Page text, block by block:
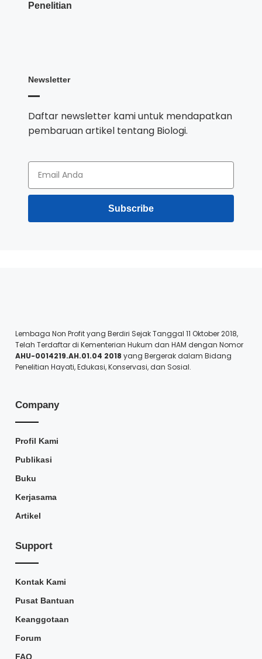
Penelitian
Newsletter
Daftar newsletter kami untuk mendapatkan
pembaruan artikel tentang Biologi.
Subscribe
Lembaga Non Profit yang Berdiri Sejak Tanggal 11 Oktober 2018,
Telah Terdaftar di Kementerian Hukum dan HAM dengan Nomor
AHU-0014219.AH.01.04 2018 yang Bergerak dalam Bidang
Penelitian Hayati, Edukasi, Konservasi, dan Sosial.
Company
Profil Kami
Publikasi
Buku
Kerjasama
Artikel
Support
Kontak Kami
Pusat Bantuan
Keanggotaan
Forum
FAQ